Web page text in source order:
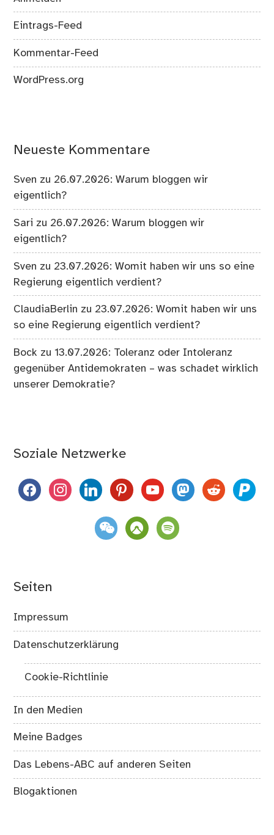
Eintrags-Feed
Kommentar-Feed
WordPress.org
Neueste Kommentare
Sven zu 26.07.2026: Warum bloggen wir
eigentlich?
Sari zu 26.07.2026: Warum bloggen wir
eigentlich?
Sven zu 23.07.2026: Womit haben wir uns so eine
Regierung eigentlich verdient?
ClaudiaBerlin zu 23.07.2026: Womit haben wir uns
so eine Regierung eigentlich verdient?
Bock zu13.07.2026: Toleranz oder Intoleranz
gegenüber Antidemokraten – was schadet wirklich
unserer Demokratie?
Soziale Netzwerke
facebookinstagramlinkedinpinterestyoutubemastodon
reddit paypal
weixin komootspotify
Seiten
Impressum
Datenschutzerklärung
Cookie-Richtlinie
In den Medien
Meine Badges
Das Lebens-ABC auf anderen Seiten
Blogaktionen